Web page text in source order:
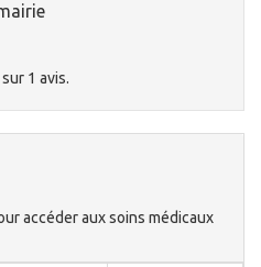
sur 1 avis.
accéder aux soins médicaux